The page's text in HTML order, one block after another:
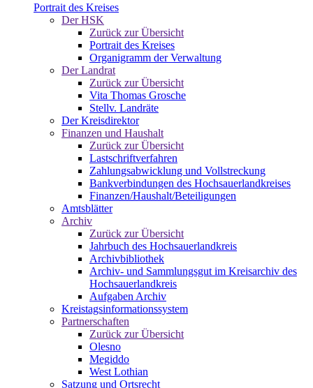
Portrait des Kreises
Der HSK
Zurück zur Übersicht
Portrait des Kreises
Organigramm der Verwaltung
Der Landrat
Zurück zur Übersicht
Vita Thomas Grosche
Stellv. Landräte
Der Kreisdirektor
Finanzen und Haushalt
Zurück zur Übersicht
Lastschriftverfahren
Zahlungsabwicklung und Vollstreckung
Bankverbindungen des Hochsauerlandkreises
Finanzen/Haushalt/Beteiligungen
Amtsblätter
Archiv
Zurück zur Übersicht
Jahrbuch des Hochsauerlandkreis
Archivbibliothek
Archiv- und Sammlungsgut im Kreisarchiv des
Hochsauerlandkreis
Aufgaben Archiv
Kreistagsinformationssystem
Partnerschaften
Zurück zur Übersicht
Olesno
Megiddo
West Lothian
Satzung und Ortsrecht